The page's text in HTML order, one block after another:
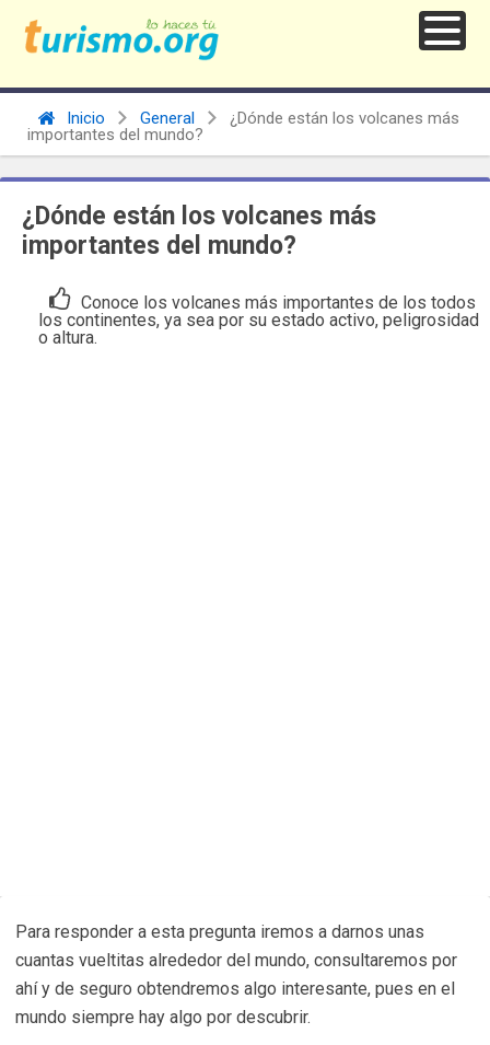
Inicio General
¿Dónde están los volcanes más
importantes del mundo?
¿Dónde están los volcanes más
importantes del mundo?
Conoce los volcanes más importantes de los todos
los continentes, ya sea por su estado activo, peligrosidad
o altura.
Para responder a esta pregunta iremos a darnos unas
cuantas vueltitas alrededor del mundo, consultaremos por
ahí y de seguro obtendremos algo interesante, pues en el
mundo siempre hay algo por descubrir.